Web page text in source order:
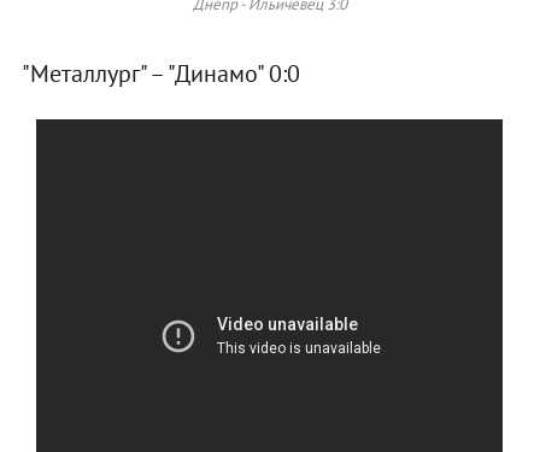
Днепр - Ильичевец 3:0
"Металлург" – "Динамо" 0:0